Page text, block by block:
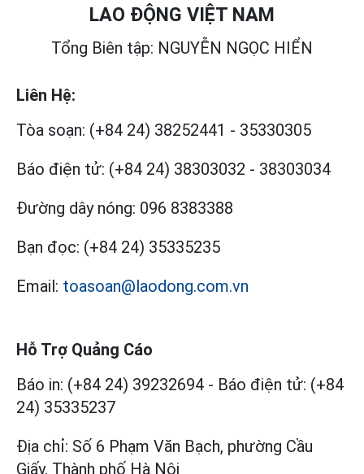
LAO ĐỘNG VIỆT NAM
Tổng Biên tập: NGUYỄN NGỌC HIỂN
Liên Hệ:
Tòa soạn: (+84 24) 38252441 - 35330305
Báo điện tử: (+84 24) 38303032 - 38303034
Đường dây nóng: 096 8383388
Bạn đọc: (+84 24) 35335235
Email: toasoan@laodong.com.vn
Hỗ Trợ Quảng Cáo
Báo in: (+84 24) 39232694 - Báo điện tử: (+84
24) 35335237
Địa chỉ: Số 6 Phạm Văn Bạch, phường Cầu
Giấy, Thành phố Hà Nội